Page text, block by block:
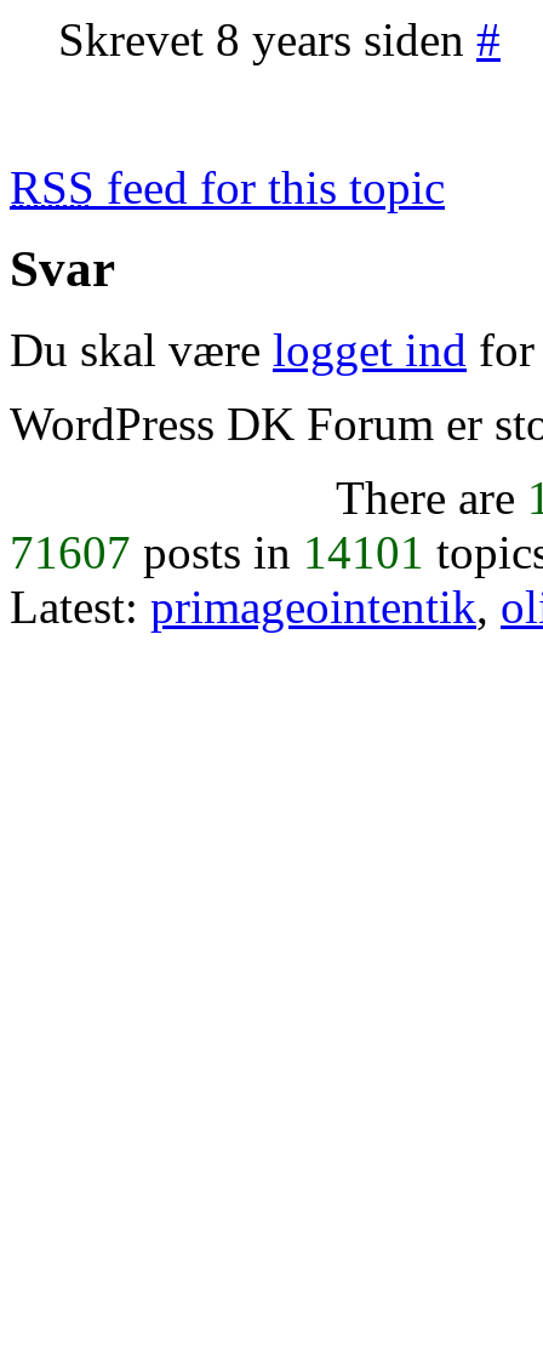
Skrevet 8 years siden #
RSS feed for this topic
Svar
Du skal være logget ind for
WordPress DK Forum er
There are
71607 posts in 14101
Latest: primageointentik,